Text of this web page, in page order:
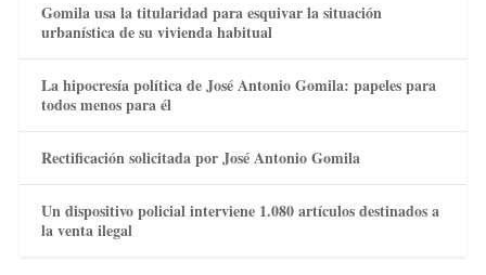
Gomila usa la titularidad para esquivar la situación
urbanística de su vivienda habitual
La hipocresía política de José Antonio Gomila: papeles para
todos menos para él
Rectificación solicitada por José Antonio Gomila
Un dispositivo policial interviene 1.080 artículos destinados a
la venta ilegal